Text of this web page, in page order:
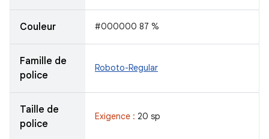
Couleur #000000 87 %
Famille de
police
Roboto-Regular
Taille de
police
Exigence : 20 sp